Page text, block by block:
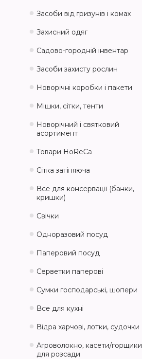
Засоби від гризунів і комах
Захисний одяг
Садово-городній інвентар
Засоби захисту рослин
Новорічні коробки і пакети
Мішки, сітки, тенти
Новорічний і святковий
асортимент
Товари HoReCa
Сітка затіняюча
Все для консервації (банки,
кришки)
Свічки
Одноразовий посуд
Паперовий посуд
Серветки паперові
Сумки господарські, шопери
Все для кухні
Відра харчові, лотки, судочки
Агроволокно, касети/горщики
для розсади